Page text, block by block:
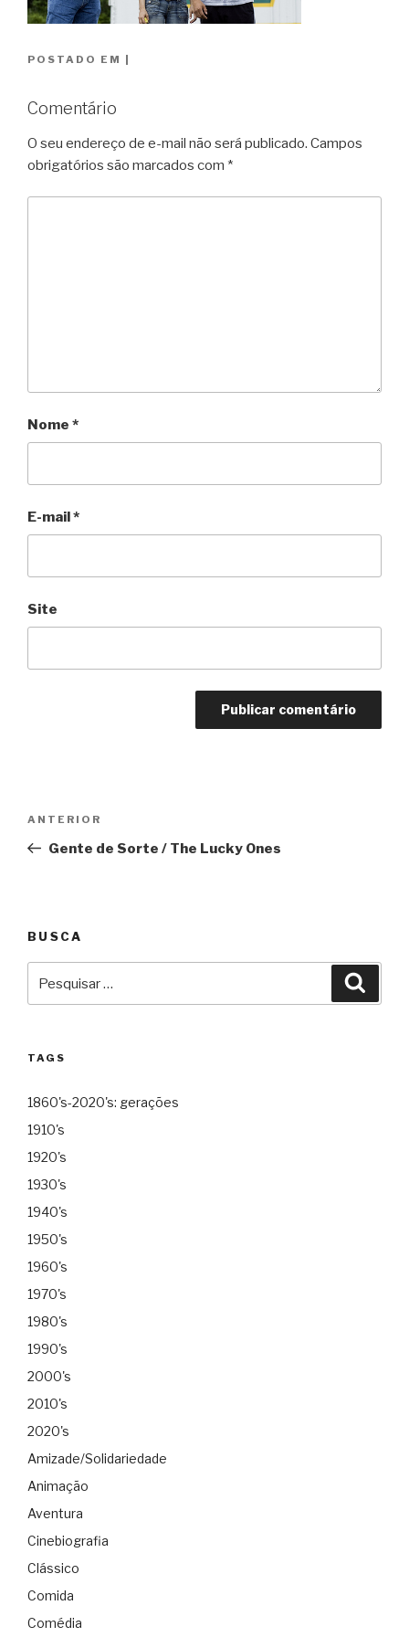
POSTADO EM |
Comentário
O seu endereço de e-mail não será publicado. Campos
obrigatórios são marcados com *
Nome *
E-mail*
Site
Post
Anterior
ANTERIOR
Gente de Sorte / The Lucky Ones
BUSCA
TAGS
1860's-2020's: gerações
1910's
1920's
1930's
1940's
1950's
1960's
1970's
1980's
1990's
2000's
2010's
2020's
Amizade/Solidariedade
Animação
Aventura
Cinebiografia
Clássico
Comida
Comédia